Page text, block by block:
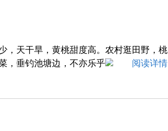
，天干旱，黄桃甜度高。农村逛田野，桃
，垂钓池塘边，不亦乐乎
阅读详情